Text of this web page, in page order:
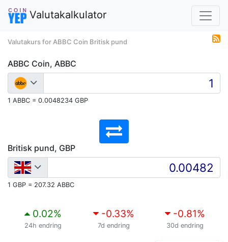
Valutakalkulator
Valutakurs for ABBC Coin Britisk pund
ABBC Coin, ABBC
1 ABBC = 0.0048234 GBP
Britisk pund, GBP
1 GBP = 207.32 ABBC
0.02%
24h endring
-0.33%
7d endring
-0.81%
30d endring